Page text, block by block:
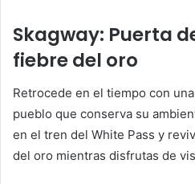
Skagway: Puerta
fiebre del oro
Retrocede en el tiempo con
pueblo que conserva su
en el tren del White Pass y
del oro mientras disfrutas de